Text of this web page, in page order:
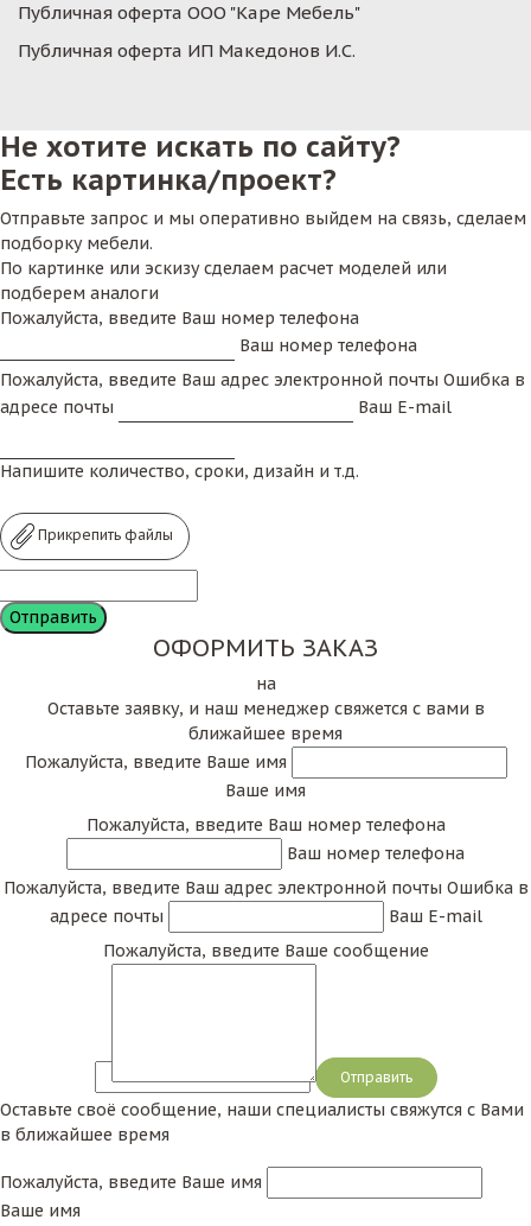
Публичная оферта ООО "Каре Мебель"
Публичная оферта ИП Македонов И.С.
Не хотите искать по сайту?
Есть картинка/проект?
Отправьте запрос и мы оперативно выйдем на связь, сделаем
подборку мебели.
По картинке или эскизу сделаем расчет моделей или
подберем аналоги
Пожалуйста, введите Ваш номер телефона
Ваш номер телефона
Пожалуйста, введите Ваш адрес электронной почты Ошибка в
адресе почты
Ваш E-mail
Напишите количество, сроки, дизайн и т.д.
Прикрепить файлы
ОФОРМИТЬ ЗАКАЗ
на
Оставьте заявку, и наш менеджер свяжется с вами в
ближайшее время
Пожалуйста, введите Ваше имя
Ваше имя
Пожалуйста, введите Ваш номер телефона
Ваш номер телефона
Пожалуйста, введите Ваш адрес электронной почты Ошибка в
адресе почты
Ваш E-mail
Пожалуйста, введите Ваше сообщение
Сообщение
Оставьте своё сообщение, наши специалисты свяжутся с Вами
в ближайшее время
Пожалуйста, введите Ваше имя
Ваше имя